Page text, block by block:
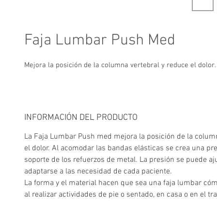
Faja Lumbar Push Med
Mejora la posición de la columna vertebral y reduce el dolor.
INFORMACIÓN DEL PRODUCTO
La Faja Lumbar Push med mejora la posición de la
el dolor. Al acomodar las bandas elásticas se crea una
soporte de los refuerzos de metal. La presión se puede
adaptarse a las necesidad de cada paciente.
La forma y el material hacen que sea una faja lumbar
al realizar actividades de pie o sentado, en casa o en el